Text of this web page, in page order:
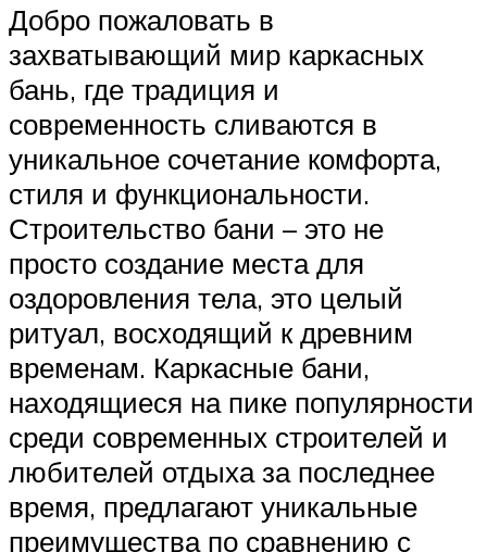
Добро пожаловать в
захватывающий мир каркасных
бань, где традиция и
современность сливаются в
уникальное сочетание комфорта,
стиля и функциональности.
Строительство бани – это не
просто создание места для
оздоровления тела, это целый
ритуал, восходящий к древним
временам. Каркасные бани,
находящиеся на пике популярности
среди современных строителей и
любителей отдыха за последнее
время, предлагают уникальные
преимущества по сравнению с